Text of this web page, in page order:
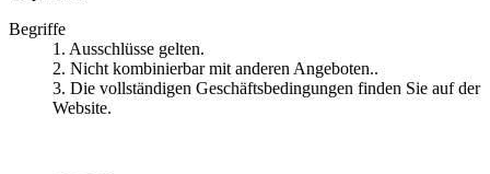
Begriffe
1. Ausschlüsse gelten.
2. Nicht kombinierbar mit anderen Angeboten..
3. Die vollständigen Geschäftsbedingungen finden Sie auf der
Website.